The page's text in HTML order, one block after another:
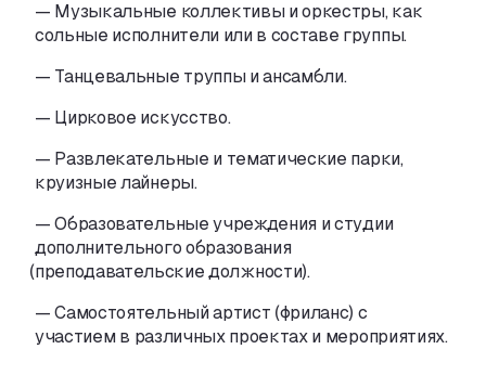
— Музыкальные коллективы иоркестры, как
сольные исполнители или в составе группы.
— Танцевальные труппы иансамбли.
— Цирковое искусство.
— Развлекательные и тематические парки,
круизные лайнеры.
— Образовательные учреждения истудии
дополнительного образования
(преподавательские должности).
— Самостоятельный артист (фриланс) с
участием в различных проектах и мероприятиях.